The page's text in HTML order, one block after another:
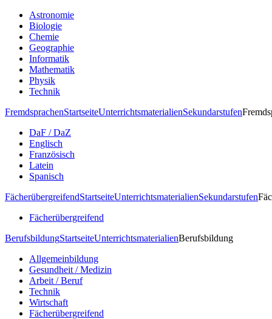
Astronomie
Biologie
Chemie
Geographie
Informatik
Mathematik
Physik
Technik
FremdsprachenStartseiteUnterrichtsmaterialienSekundarstufen
DaF / DaZ
Englisch
Französisch
Latein
Spanisch
FächerübergreifendStartseiteUnterrichtsmaterialienSekundarstufen
Fächerübergreifend
BerufsbildungStartseiteUnterrichtsmaterialienBerufsbildung
Allgemeinbildung
Gesundheit / Medizin
Arbeit / Beruf
Technik
Wirtschaft
Fächerübergreifend